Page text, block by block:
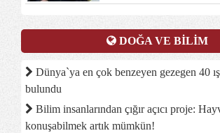
DOĞA VE BİLİM
Dünya`ya en çok benzeyen gezegen 40
bulundu
Bilim insanlarından çığır açıcı proje:
konuşabilmek artık mümkün!